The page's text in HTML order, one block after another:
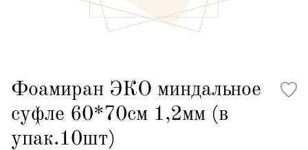
Фоамиран ЭКО миндальное
суфле 60*70см 1,2мм (в
упак.10шт)